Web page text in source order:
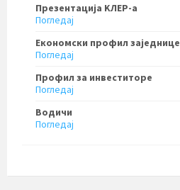
Презентација KЛЕР-a
Погледај
Економски профил заједнице
Погледај
Профил за инвеститоре
Погледај
Водичи
Погледај